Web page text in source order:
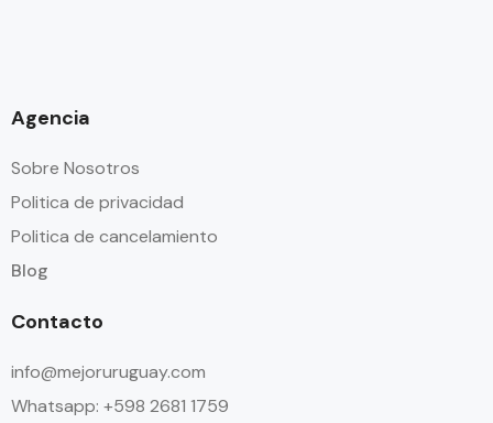
Agencia
Sobre Nosotros
Politica de privacidad
Politica de cancelamiento
Blog
Contacto
info@mejoruruguay.com
Whatsapp: +598 2681 1759